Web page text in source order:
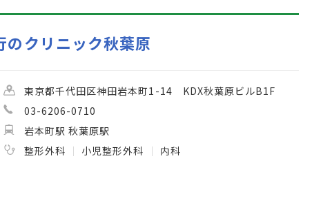
のクリニック秋葉原
東京都千代田区神田岩本町1-14 KDX秋葉原ビルB1F
03-6206-0710
岩本町駅 秋葉原駅
整形外科
小児整形外科 内科